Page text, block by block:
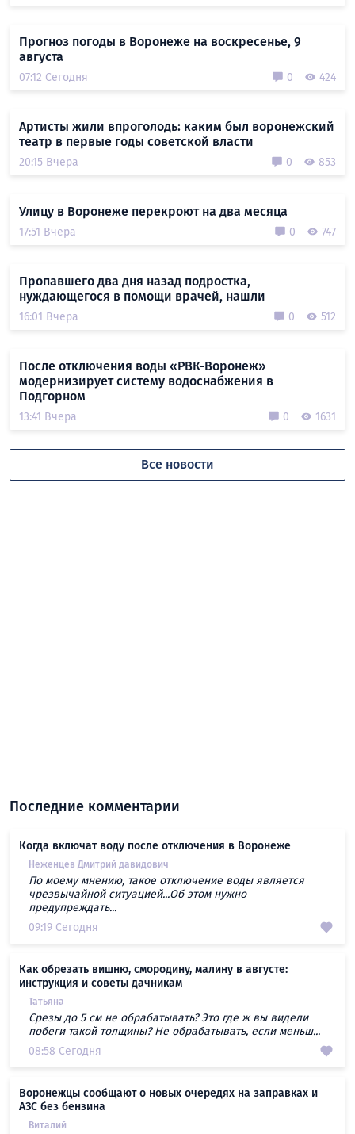
Прогноз погоды в Воронеже на воскресенье, 9
августа
07:12 Сегодня 0 424
Артисты жили впроголодь: каким был воронежский
театр в первые годы советской власти
20:15 Вчера 0 853
Улицу в Воронеже перекроют на два месяца
17:51 Вчера 0 747
Пропавшего два дня назад подростка,
нуждающегося в помощи врачей, нашли
16:01 Вчера 0 512
После отключения воды «РВК-Воронеж»
модернизирует систему водоснабжения в
Подгорном
13:41 Вчера 0 1631
Все новости
Последние комментарии
Когда включат воду после отключения в Воронеже
Неженцев Дмитрий давидович
По моему мнению, такое отключение воды является
чрезвычайной ситуацией...Об этом нужно
предупреждать...
09:19 Сегодня
Как обрезать вишню, смородину, малину в августе:
инструкция и советы дачникам
Татьяна
Срезы до 5 см не обрабатывать? Это где ж вы видели
побеги такой толщины? Не обрабатывать, если меньш...
08:58 Сегодня
Воронежцы сообщают о новых очередях на заправках и
АЗС без бензина
Виталий